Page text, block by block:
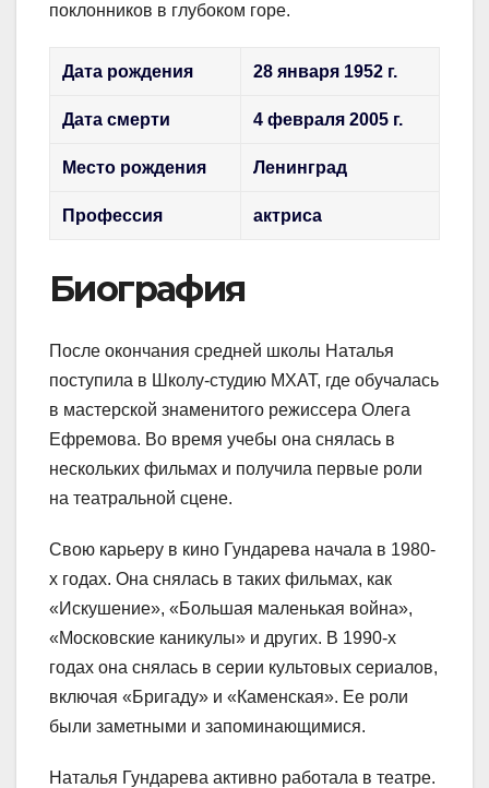
поклонников в глубоком горе.
Дата рождения 28 января 1952 г.
Дата смерти 4 февраля 2005 г.
Место рождения Ленинград
Профессия актриса
Биография
После окончания средней школы Наталья
поступила в Школу-студию МХАТ, где обучалась
в мастерской знаменитого режиссера Олега
Ефремова. Во время учебы она снялась в
нескольких фильмах и получила первые роли
на театральной сцене.
Свою карьеру в кино Гундарева начала в 1980-
х годах. Она снялась в таких фильмах, как
«Искушение», «Большая маленькая война»,
«Московские каникулы» и других. В 1990-х
годах она снялась в серии культовых сериалов,
включая «Бригаду» и «Каменская». Ее роли
были заметными и запоминающимися.
Наталья Гундарева активно работала в театре.